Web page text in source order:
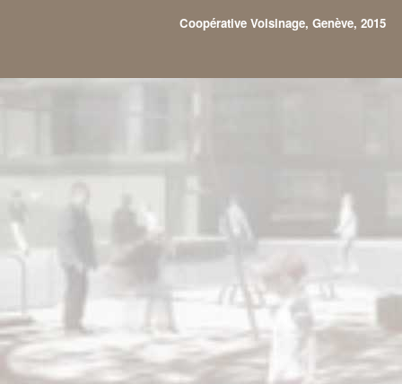
Coopérative Voisinage, Genève, 2015